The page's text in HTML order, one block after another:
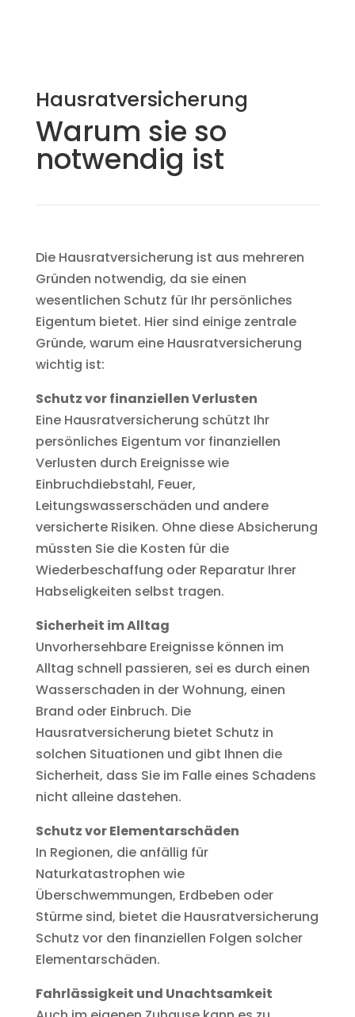
Hausratversicherung
Warum sie so
notwendig ist
Die Hausratversicherung ist aus mehreren
Gründen notwendig, da sie einen
wesentlichen Schutz für Ihr persönliches
Eigentum bietet. Hier sind einige zentrale
Gründe, warum eine Hausratversicherung
wichtig ist:
Schutz vor finanziellen Verlusten
Eine Hausratversicherung schützt Ihr
persönliches Eigentum vor finanziellen
Verlusten durch Ereignisse wie
Einbruchdiebstahl, Feuer,
Leitungswasserschäden und andere
versicherte Risiken. Ohne diese Absicherung
müssten Sie die Kosten für die
Wiederbeschaffung oder Reparatur Ihrer
Habseligkeiten selbst tragen.
Sicherheit im Alltag
Unvorhersehbare Ereignisse können im
Alltag schnell passieren, sei es durch einen
Wasserschaden in der Wohnung, einen
Brand oder Einbruch. Die
Hausratversicherung bietet Schutz in
solchen Situationen und gibt Ihnen die
Sicherheit, dass Sie im Falle eines Schadens
nicht alleine dastehen.
Schutz vor Elementarschäden
In Regionen, die anfällig für
Naturkatastrophen wie
Überschwemmungen, Erdbeben oder
Stürme sind, bietet die Hausratversicherung
Schutz vor den finanziellen Folgen solcher
Elementarschäden.
Fahrlässigkeit und Unachtsamkeit